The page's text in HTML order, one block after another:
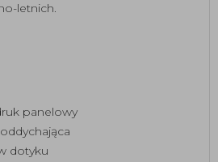
letnich.
panelowy
dotyku